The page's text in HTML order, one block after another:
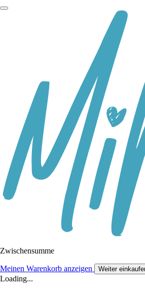
Zwischensumme
Meinen Warenkorb anzeigen Weiter
Loading...